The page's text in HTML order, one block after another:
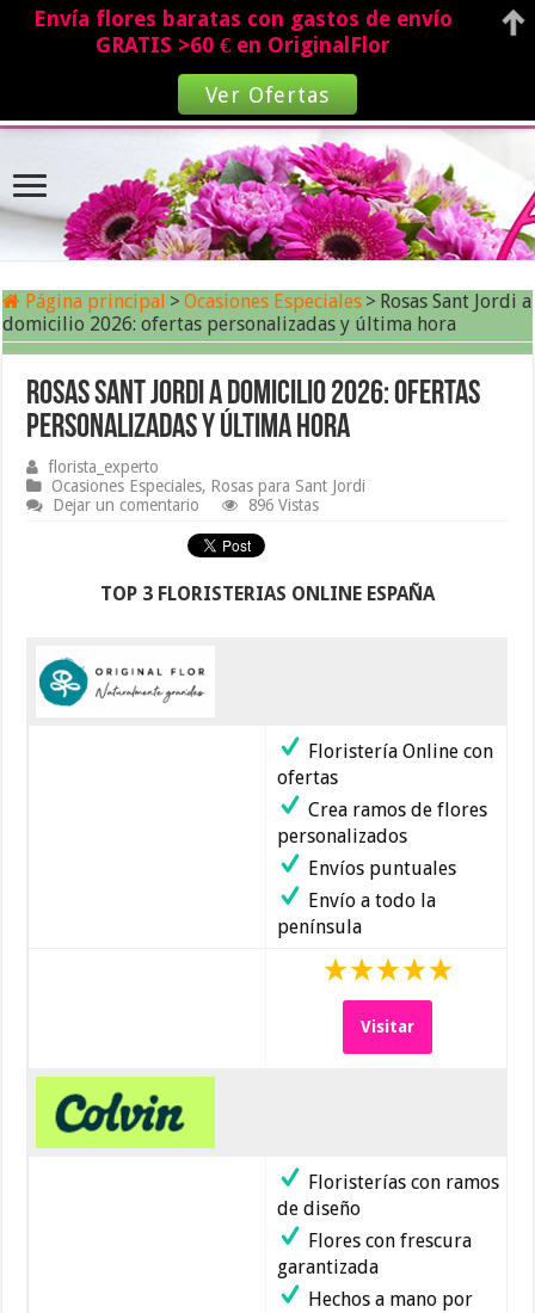
Página principal > Ocasiones Especiales > Rosas Sant Jordi a
domicilio 2026: ofertas personalizadas y última hora
Rosas Sant Jordi a domicilio 2026: ofertas
personalizadas y última hora
florista_experto
Ocasiones Especiales, Rosas para Sant Jordi
Dejar un comentario
896 Vistas
TOP 3 FLORISTERIAS ONLINE ESPAÑA
Floristería Online con
ofertas
Crea ramos de flores
personalizados
Envíos puntuales
Envío a todo la
península
Visitar
Floristerías con ramos
de diseño
Flores con frescura
garantizada
Hechos a mano por
Envía flores baratas con gastos de envío
GRATIS >60 € en OriginalFlor
Ver Ofertas